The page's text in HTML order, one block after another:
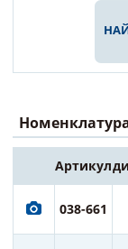
Артикул
038-661